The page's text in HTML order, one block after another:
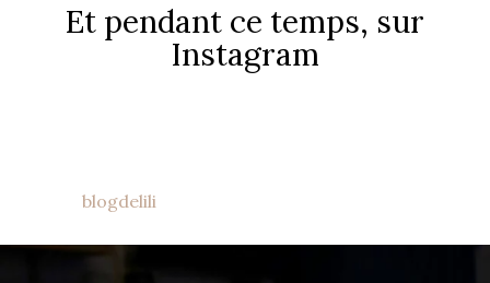
Et pendant ce temps, sur
Instagram
blogdelili